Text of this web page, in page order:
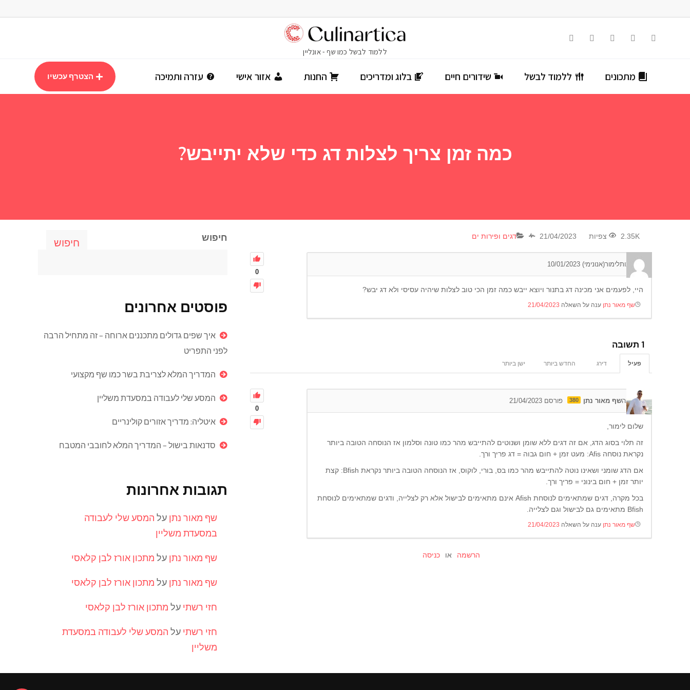
מתכונים ללמוד לבשל שידורים חיים בלוג ומדריכים החנות אזור אישי עזרה ותמיכה הצטרף עכשיו
כמה זמן צריך לצלות דג כדי שלא יתייבש?
2.35K צפיות 21/04/2023 דגים ופירות ים
0
לימור(אנונימי) 10/01/2023 0 תגובות
היי, לפעמים אני מכינה דג בתנור ויוצא ייבש כמה זמן הכי טוב לצלות שיהיה עסיסי ולא דג יבש?
שף מאור נתן ענה על השאלה 21/04/2023
1 תשובה
פעיל דירג החדש ביותר ישן ביותר
0
שף מאור נתן 380 פורסם 21/04/2023 0תגובה
שלום לימור,
זה תלוי בסוג הדג, אם זה דגים ללא שומן ושנוטים להתייבש מהר כמו טונה וסלמון אז הנוסחה הטובה ביותר
נקראת נוסחה Afis: מעט זמן + חום גבוה = דג פריך ורך.
אם הדג שומני ושאינו נוטה להתייבש מהר כמו בס, בורי, לוקוס, אז הנוסחה הטובה ביותר נקראת Bfish: קצת
יותר זמן + חום בינוני = פריך ורך.
בכל מקרה, דגים שמתאימים לנוסחת Afish אינם מתאימים לבישול אלא רק לצלייה, ודגים שמתאימים לנוסחת
Bfish מתאימים גם לבישול וגם לצלייה.
שף מאור נתן ענה על השאלה 21/04/2023
הרשמה או כניסה
חיפוש חיפוש
פוסטים אחרונים
איך שפים גדולים מתכננים ארוחה – זה מתחיל הרבה
לפני התפריט
המדריך המלא לצריבת בשר כמו שף מקצועי
המסע שלי לעבודה במסעדת משליין
איטליה: מדריך אזורים קולינריים
סדנאות בישול – המדריך המלא לחובבי המטבח
תגובות אחרונות
שף מאור נתן על המסע שלי לעבודה
במסעדת משליין
שף מאור נתן על מתכון אורז לבן קלאסי
שף מאור נתן על מתכון אורז לבן קלאסי
חזי רשתי על מתכון אורז לבן קלאסי
חזי רשתי על המסע שלי לעבודה במסעדת
משליין